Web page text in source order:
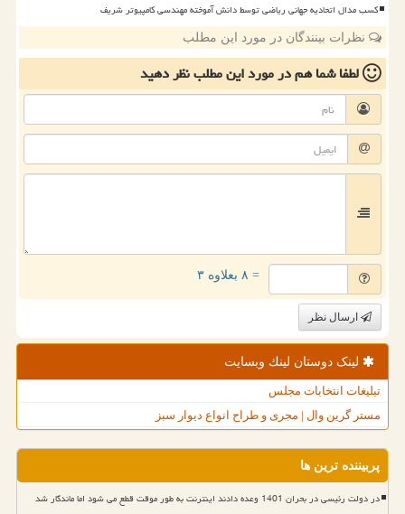
کسب مدال اتحادیه جهانی ریاضی توسط دانش آموخته مهندسی کامپیوتر شریف
نظرات بینندگان در مورد این مطلب
لطفا شما همدر مورد این مطلبنظر دهید
= ۸ بعلاوه ۳
ارسال نظر
لینک دوستان لینك وبسایت
تبلیغات انتخابات مجلس
مستر گرین وال | مجری و طراح انواع دیوار سبز
پربیننده ترین ها
در دولت رئیسی در بحران 1401 وعده دادند اینترنت به طور موقت قطع می شود اما ماندگار شد